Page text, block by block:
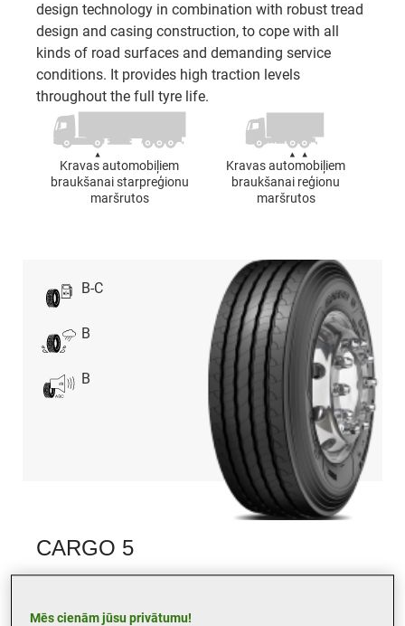
design technology in combination with robust tread
design and casing construction, to cope with all
kinds of road surfaces and demanding service
conditions. It provides high traction levels
throughout the full tyre life.
Kravas automobiļiem
braukšanai starpreģionu
maršrutos
Kravas automobiļiem
braukšanai reģionu
maršrutos
B-C
B
B
CARGO 5
sizes without compromising on other performance
Mēs cienām jūsu privātumu!